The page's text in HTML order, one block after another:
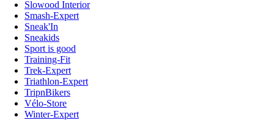
Slowood Interior
Smash-Expert
Sneak'In
Sneakids
Sport is good
Training-Fit
Trek-Expert
Triathlon-Expert
TripnBikers
Vélo-Store
Winter-Expert